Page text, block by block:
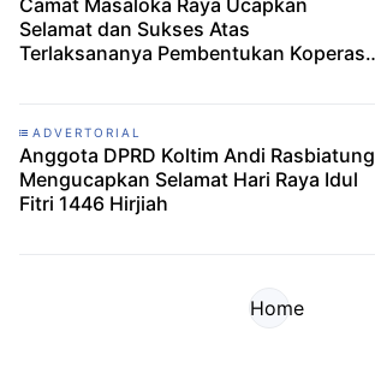
Camat Masaloka Raya Ucapkan
Selamat dan Sukses Atas
Terlaksananya Pembentukan Koperasi
ADVERTORIAL
Anggota DPRD Koltim Andi Rasbiatung
Mengucapkan Selamat Hari Raya Idul
Fitri 1446 Hirjiah
Home